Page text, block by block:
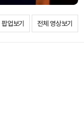
팝업보기 전체 영상보기